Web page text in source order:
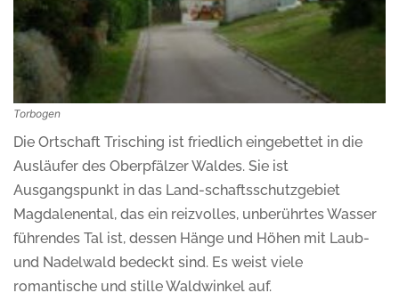
Torbogen
Die Ortschaft Trisching ist friedlich eingebettet in die
Ausläufer des Oberpfälzer Waldes. Sie ist
Ausgangspunkt in das Land-schaftsschutzgebiet
Magdalenental, das ein reizvolles, unberührtes Wasser
führendes Tal ist, dessen Hänge und Höhen mit Laub-
und Nadelwald bedeckt sind. Es weist viele
romantische und stille Waldwinkel auf.